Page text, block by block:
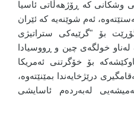
وشکانی کە ڕۆژهەڵاتی ئاسیا
ئەم شوێنەیە کە ئێران
بۆ "گرێیەکی ستراتیژی
لەناو خولگەی چین و ڕووسیادا
بۆ خۆگرتنی ئەمریکا
درێژخایەندا بمێنێتەوە،
لەبەردەم ئاسایشی